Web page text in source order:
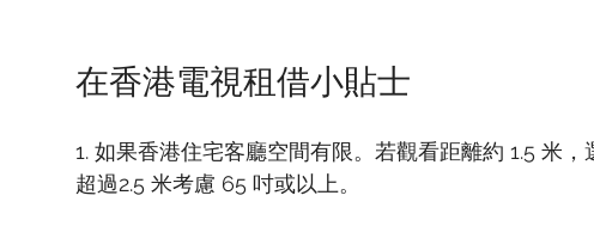
在香港電視租借小貼士
1. 如果香港住宅客廳空間有限。若觀看距離約 1.5 米
超過2.5 米考慮 65 吋或以上。